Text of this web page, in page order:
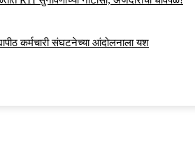
कर्मचारी संघटनेच्या आंदोलनाला यश